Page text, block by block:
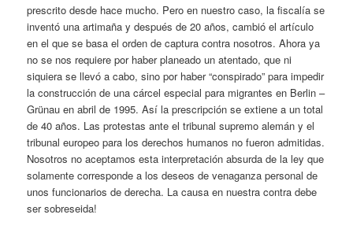
prescrito desde hace mucho. Pero en nuestro caso, la fiscalía se
inventó una artimaña y después de 20 años, cambió el artículo
en el que se basa el orden de captura contra nosotros. Ahora ya
no se nos requiere por haber planeado un atentado, que ni
siquiera se llevó a cabo, sino por haber “conspirado” para impedir
la construcción de una cárcel especial para migrantes en Berlin–
Grünauen abril de 1995.Así la prescripción se extiene a un total
de 40 años. Las protestas ante el tribunal supremo alemán y el
tribunal europeo para los derechos humanos no fueron admitidas.
Nosotros no aceptamos esta interpretación absurda de la ley que
solamente corresponde a los deseos de venaganza personal de
unos funcionarios de derecha. La causa en nuestra contra debe
ser sobreseida!